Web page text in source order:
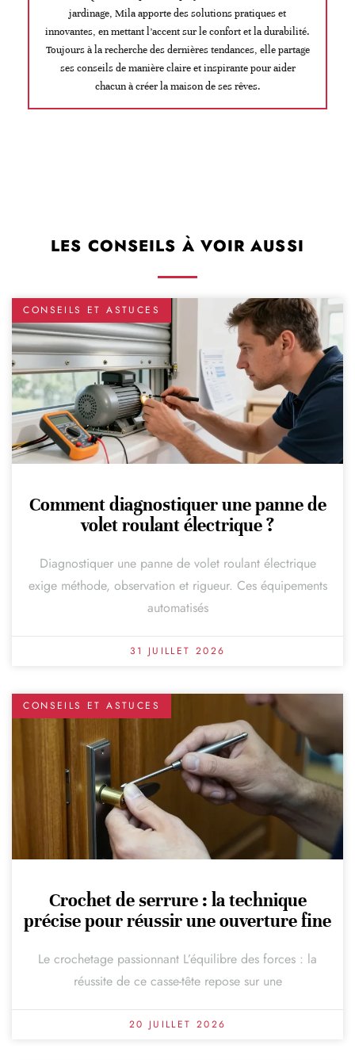
jardinage, Mila apporte des solutions pratiques et
innovantes, en mettant l’accent sur le confort et la durabilité.
Toujours à la recherche des dernières tendances, elle partage
ses conseils de manière claire et inspirante pour aider
chacun à créer la maison de ses rêves.
LES CONSEILS À VOIR AUSSI
CONSEILS ET ASTUCES
Comment diagnostiquer une panne de
volet roulant électrique ?
Diagnostiquer une panne de volet roulant électrique
exige méthode, observation et rigueur. Ces équipements
automatisés
31 JUILLET 2026
CONSEILS ET ASTUCES
Crochet de serrure : la technique
précise pour réussir une ouverture fine
Le crochetage passionnant L’équilibre des forces : la
réussite de ce casse-tête repose sur une
20 JUILLET 2026